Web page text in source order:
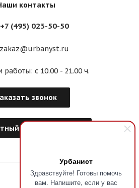
Урбанист
Здравствуйте! Готовы помочь
вам. Напишите, если у вас
контакты
+7 (495) 023-50-50
zakaz@urbanyst.ru
работы: с 10.00 - 21.00 ч.
звонок
Дизайн-Проект